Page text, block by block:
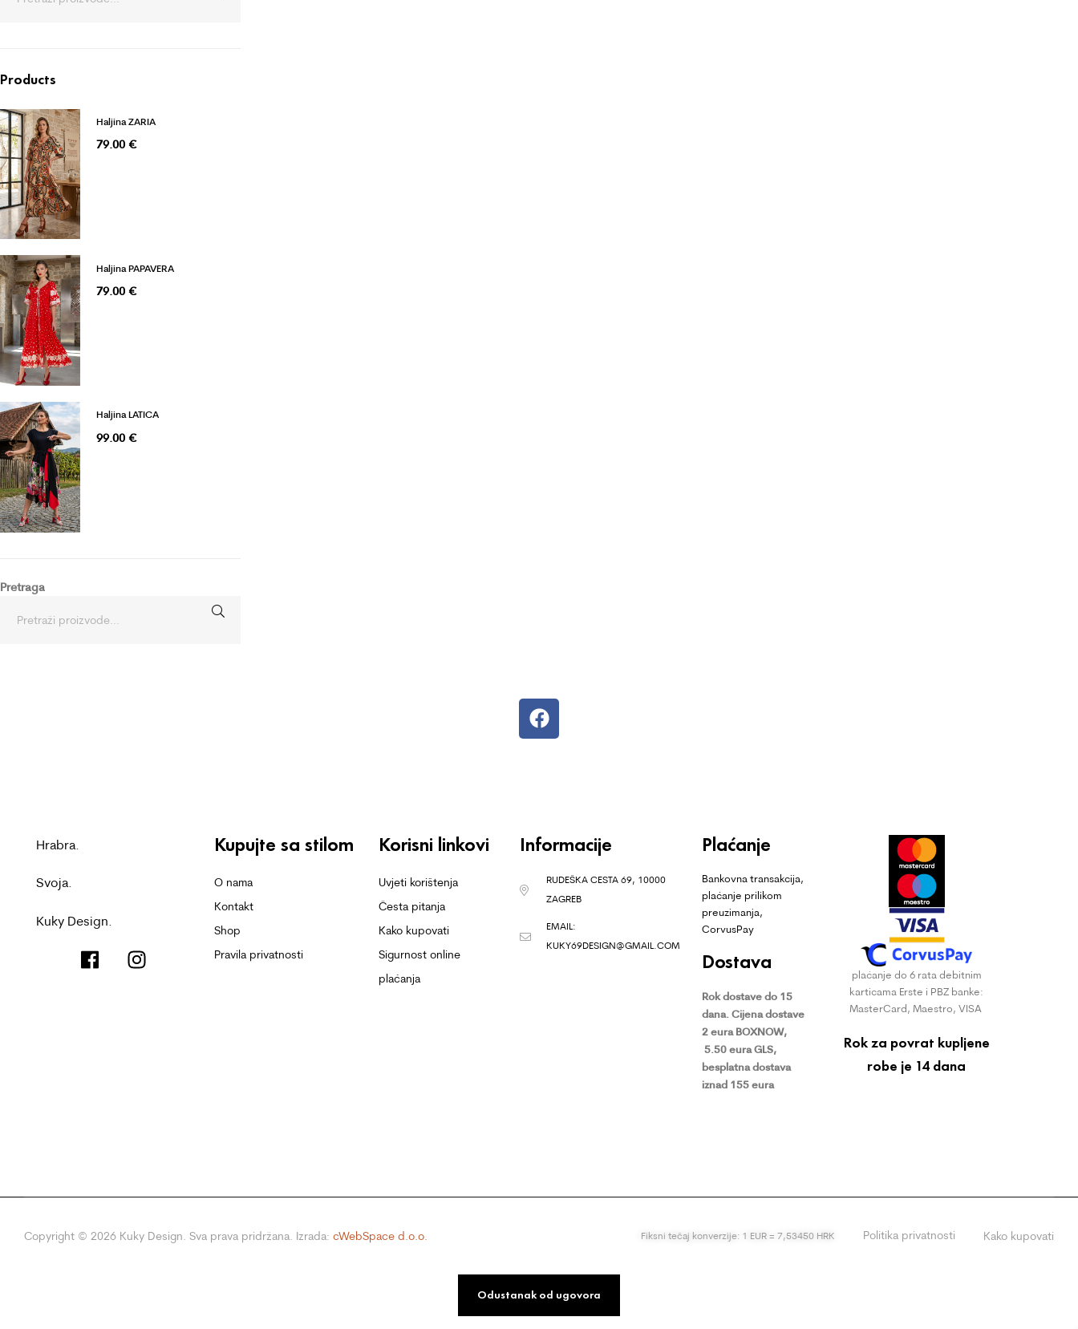
Products
Haljina ZARIA
79.00 €
Haljina PAPAVERA
79.00 €
Haljina LATICA
99.00 €
Pretraga
Hrabra.
Svoja.
Kuky Design.
Kupujte sa stilom
O nama
Kontakt
Shop
Pravila privatnosti
Korisni linkovi
Uvjeti korištenja
Česta pitanja
Kako kupovati
Sigurnost online
plaćanja
Informacije
RUDEŠKA CESTA 69, 10000
ZAGREB
EMAIL:
KUKY69DESIGN@GMAIL.COM
Plaćanje
Bankovna transakcija,
plaćanje prilikom
preuzimanja,
CorvusPay
Dostava
Rok dostave do 15
dana. Cijena dostave
2 eura BOXNOW,
5.50 eura GLS,
besplatna dostava
iznad 155 eura
plaćanje do 6 rata debitnim
karticama Erste i PBZ banke:
MasterCard, Maestro, VISA
Rok za povrat kupljene
robe je 14 dana
Copyright © 2026 Kuky Design. Sva prava pridržana. Izrada: cWebSpace d.o.o. Fiksni tečaj konverzije: 1 EUR = 7,53450 HRK Politika privatnosti Kako kupovati
Odustanak od ugovora